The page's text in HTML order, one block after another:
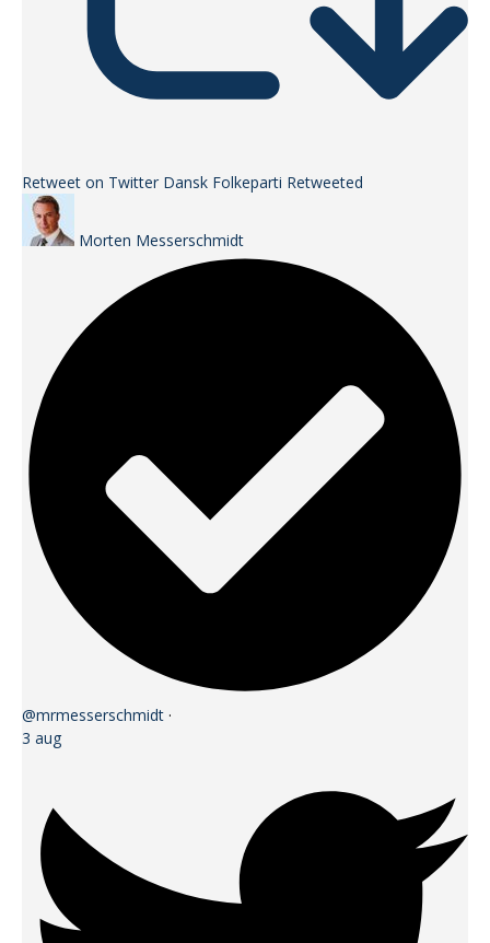
Retweet on Twitter Dansk Folkeparti Retweeted
Morten Messerschmidt
@mrmesserschmidt ·
3 aug